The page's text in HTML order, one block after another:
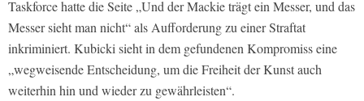
Taskforce hatte die Seite „Und der Mackie trägt ein Messer, und das
Messer sieht man nicht“ als Aufforderung zu einer Straftat
inkriminiert. Kubicki sieht in dem gefundenen Kompromiss eine
„wegweisende Entscheidung, um die Freiheit der Kunst auch
weiterhin hin und wieder zu gewährleisten“.